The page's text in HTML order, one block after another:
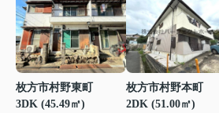
枚方市村野東町
3DK (45.49㎡)
枚方市村野本町
2DK (51.00㎡)